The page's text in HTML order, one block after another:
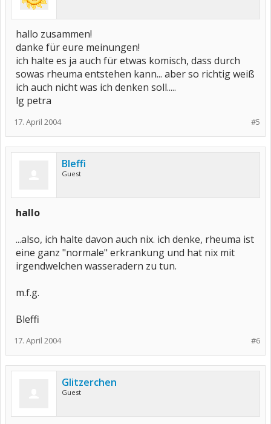
hallo zusammen!
danke für eure meinungen!
ich halte es ja auch für etwas komisch, dass durch
sowas rheuma entstehen kann... aber so richtig weiß
ich auch nicht was ich denken soll.....
lg petra
#5
17. April 2004
Bleffi
Guest
hallo
...also, ich halte davon auch nix. ich denke, rheuma ist
eine ganz "normale" erkrankung und hat nix mit
irgendwelchen wasseradern zu tun.
m.f.g.
Bleffi
#6
17. April 2004
Glitzerchen
Guest